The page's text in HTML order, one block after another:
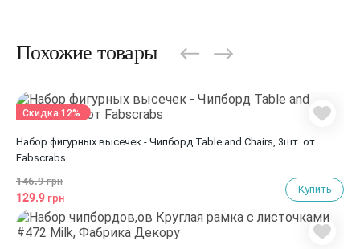
Похожие товары
Набор фигурных высечек - Чипборд Table and Chairs, 3шт. от
Fabscrabs
146.9грн
129.9 грн
Купить
Скидка 12%